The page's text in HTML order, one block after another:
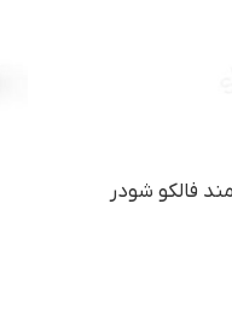
فالکو شودر